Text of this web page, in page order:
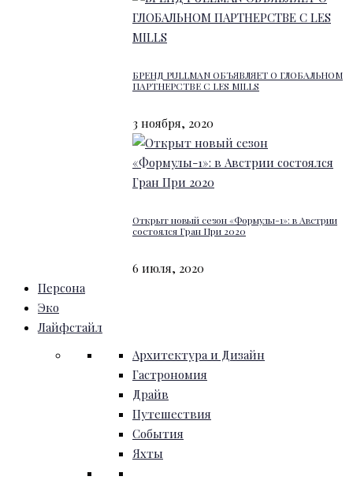
БРЕНД PULLMAN ОБЪЯВЛЯЕТ О ГЛОБАЛЬНОМ
ПАРТНЕРСТВЕ С LES MILLS
3 ноября, 2020
Открыт новый сезон «Формулы-1»: в Австрии
состоялся Гран При 2020
6 июля, 2020
Персона
Эко
Лайфстайл
Архитектура и Дизайн
Гастрономия
Драйв
Путешествия
События
Яхты